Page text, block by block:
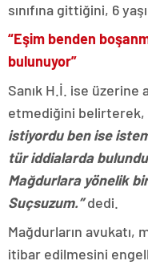
sınıfına gittiğini, 6
“Eşim benden
bulunuyor”
Sanık H.İ. ise üzerine
etmediğini belirterek,
istiyordu ben ise
tür iddialarda
Mağdurlara yönelik
Suçsuzum.”dedi.
Mağdurların avukatı,
itibar edilmesini